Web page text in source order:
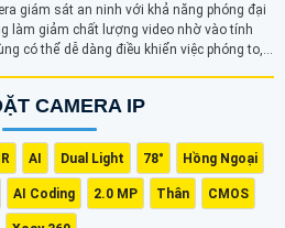
giám sát an ninh với khả năng phóng đại
làm giảm chất lượng video nhờ vào tính
có thể dễ dàng điều khiển việc phóng to,
giám sát từ xa.
CAMERA IP
AI Dual Light 78° Hồng Ngoại
AI Coding 2.0 MP Thân CMOS